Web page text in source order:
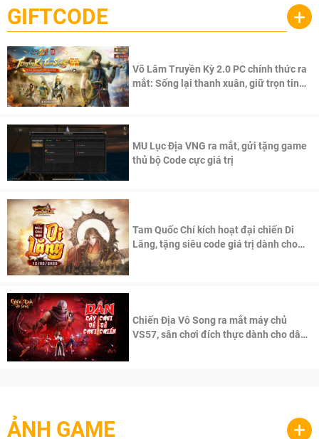
GIFTCODE +
Võ Lâm Truyền Kỳ 2.0 PC chính thức ra
mắt: Sống lại thanh xuân, giữ trọn tinh
MU Lục Địa VNG ra mắt, gửi tặng game
thủ bộ Code cực giá trị
Tam Quốc Chí kích hoạt đại chiến Di
Lăng, tặng siêu code giá trị dành cho
Chiến Địa Vô Song ra mắt máy chủ
VS57, sân chơi đích thực dành cho dân
ẢNH GAME +